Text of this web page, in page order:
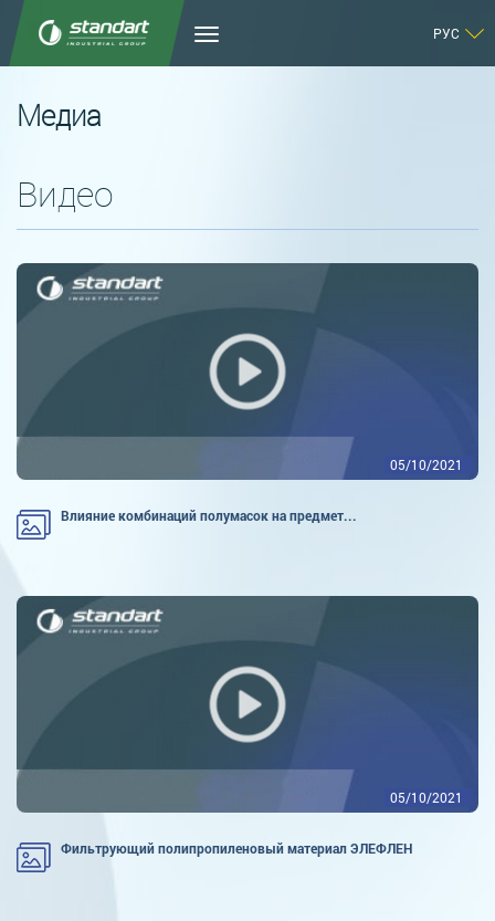
РУС
Медиа
Видео
05/10/2021
Влияние комбинаций полумасок на предмет...
05/10/2021
Фильтрующий полипропиленовый материал ЭЛЕФЛЕН